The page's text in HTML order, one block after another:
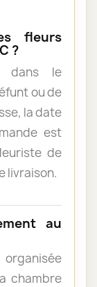
fleurs
?
dans le
ou de
la date
est
de
livraison.
au
chambre